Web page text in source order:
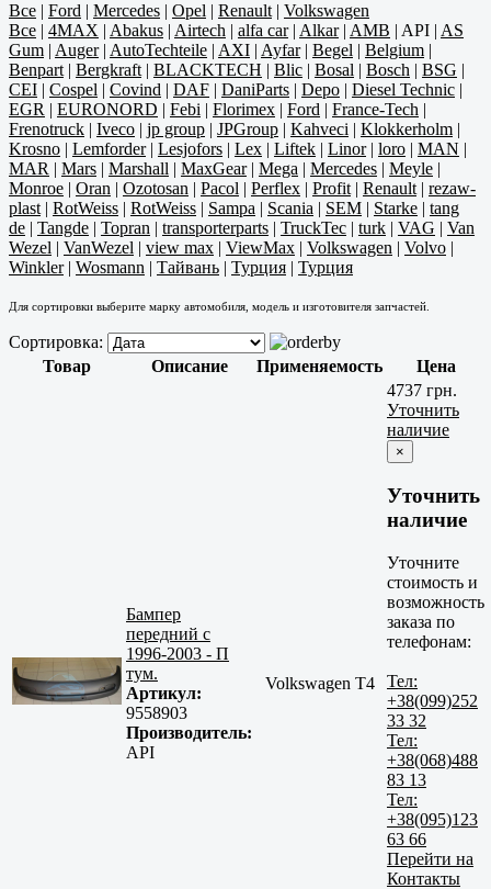
Все | Ford | Mercedes | Opel | Renault | Volkswagen
Все | 4MAX | Abakus | Airtech | alfa car| Alkar| AMB | API | AS
Gum | Auger| AutoTechteile | AXI | Ayfar| Begel | Belgium |
Benpart | Bergkraft | BLACKTECH | Blic | Bosal | Bosch | BSG |
CEI | Cospel | Covind | DAF | DaniParts | Depo | Diesel Technic |
EGR | EURONORD | Febi | Florimex | Ford | France-Tech |
Frenotruck | Iveco | jp group | JPGroup | Kahveci | Klokkerholm |
Krosno | Lemforder| Lesjofors | Lex | Liftek | Linor| loro | MAN |
MAR | Mars | Marshall | MaxGear| Mega | Mercedes | Meyle |
Monroe | Oran | Ozotosan | Pacol | Perflex | Profit | Renault | rezaw-
plast | RotWeiss | RotWeiss | Sampa | Scania | SEM | Starke | tang
de | Tangde | Topran | transporterparts | TruckTec | turk | VAG | Van
Wezel | VanWezel | view max | ViewMax | Volkswagen | Volvo |
Winkler| Wosmann | Тайвань | Турция | Турция
Для сортировки выберите марку автомобиля, модель и изготовителя запчастей.
Сортировка:
Товар
Описание Применяемость Цена
Бампер
передний с
1996-2003 - П
тум.
Артикул:
9558903
Производитель:
API
Volkswagen T4
4737 грн.
Уточнить
наличие
×
Уточнить
наличие
Уточните
стоимость и
возможность
заказа по
телефонам:
Тел:
+38(099)252
33 32
Тел:
+38(068)488
83 13
Тел:
+38(095)123
63 66
Перейти на
Контакты